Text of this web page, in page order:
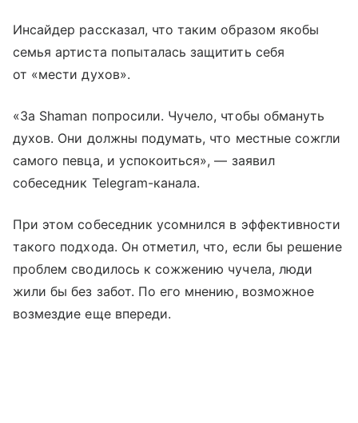
Инсайдер рассказал, что таким образом якобы
семья артиста попыталась защитить себя
от «мести духов».
«За Shaman попросили. Чучело, чтобы обмануть
духов. Они должны подумать, что местные сожгли
самого певца, и успокоиться», — заявил
собеседник Telegram-канала.
При этом собеседник усомнился в эффективности
такого подхода. Он отметил, что, если бы решение
проблем сводилось к сожжению чучела, люди
жили бы без забот. По его мнению, возможное
возмездие еще впереди.